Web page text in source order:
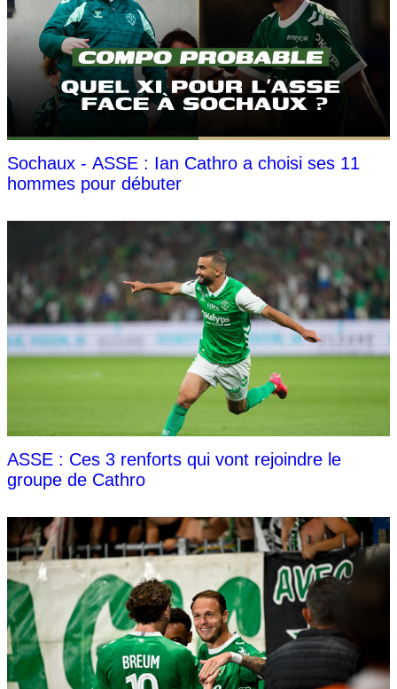
Sochaux - ASSE : Ian Cathro a choisi ses 11
hommes pour débuter
ASSE : Ces 3 renforts qui vont rejoindre le
groupe de Cathro